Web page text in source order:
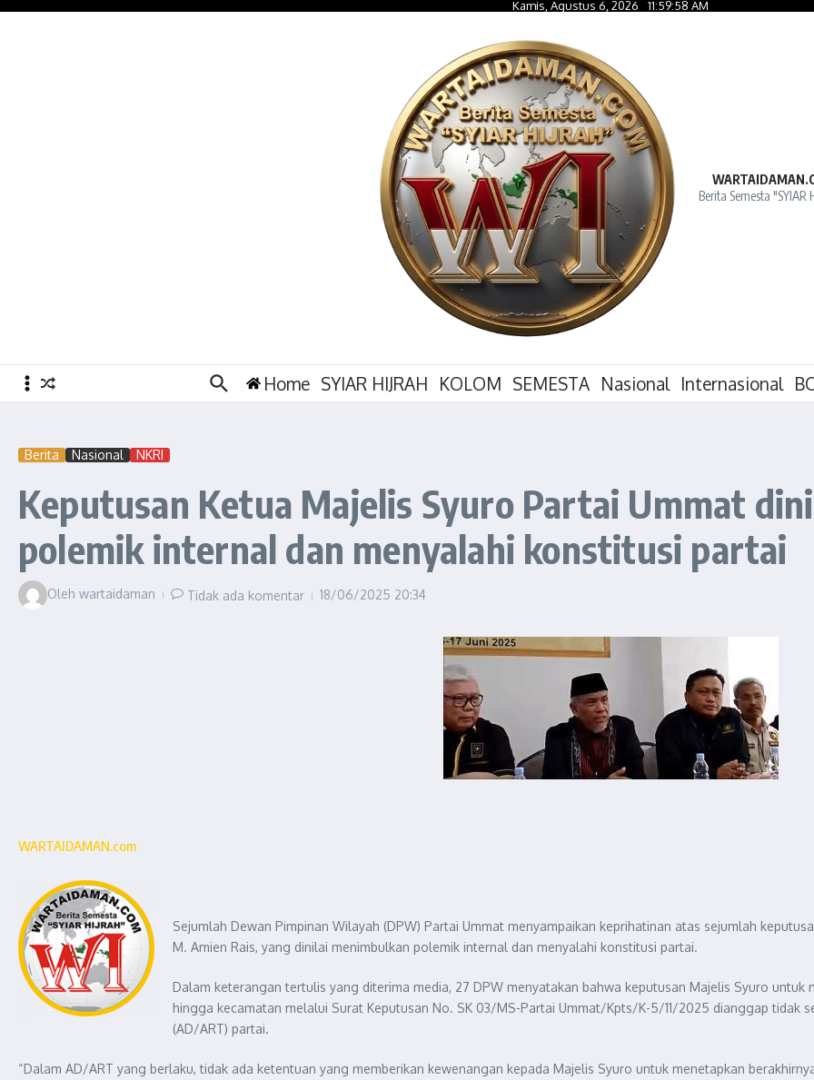
Kamis, Agustus 6, 2026 11:59:59 AM
Berita Semesta "SYIAR
Home SYIAR HIJRAH KOLOM SEMESTA Nasional Internasional
Berita Nasional NKRI
Keputusan Ketua Majelis Syuro Partai Ummat
polemik internal dan menyalahi konstitusi partai
Oleh wartaidaman Tidak ada komentar 18/06/2025 20:34
WARTAIDAMAN.com
Sejumlah Dewan Pimpinan Wilayah (DPW) Partai Ummat menyampaikan keprihatinan atas sejumlah
M. Amien Rais, yang dinilai menimbulkan polemik internal dan menyalahi konstitusi partai.
Dalam keterangan tertulis yang diterima media, 27 DPW menyatakan bahwa keputusan Majelis Syuro
hingga kecamatan melalui Surat Keputusan No. SK 03/MS-Partai Ummat/Kpts/K-5/11/2025 dianggap tidak
(AD/ART) partai.
“Dalam AD/ART yang berlaku, tidak ada ketentuan yang memberikan kewenangan kepada Majelis Syuro untuk menetapkan